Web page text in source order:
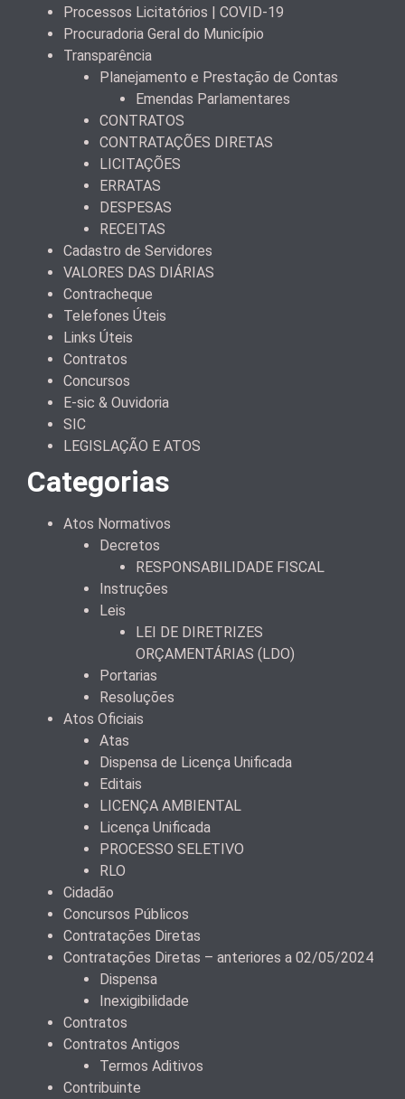
Processos Licitatórios | COVID-19
Procuradoria Geral do Município
Transparência
Planejamento e Prestação de Contas
Emendas Parlamentares
CONTRATOS
CONTRATAÇÕES DIRETAS
LICITAÇÕES
ERRATAS
DESPESAS
RECEITAS
Cadastro de Servidores
VALORES DAS DIÁRIAS
Contracheque
Telefones Úteis
Links Úteis
Contratos
Concursos
E-sic & Ouvidoria
SIC
LEGISLAÇÃO E ATOS
Categorias
Atos Normativos
Decretos
RESPONSABILIDADE FISCAL
Instruções
Leis
LEI DE DIRETRIZES
ORÇAMENTÁRIAS (LDO)
Portarias
Resoluções
Atos Oficiais
Atas
Dispensa de Licença Unificada
Editais
LICENÇA AMBIENTAL
Licença Unificada
PROCESSO SELETIVO
RLO
Cidadão
Concursos Públicos
Contratações Diretas
Contratações Diretas – anteriores a 02/05/2024
Dispensa
Inexigibilidade
Contratos
Contratos Antigos
Termos Aditivos
Contribuinte